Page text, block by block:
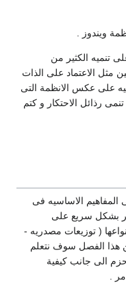
ويندوز .
تنميه الكثير من
مثل الاعتماد على الذات
على عكس الانظمة التى
رذائل الاحتكار و كتم
الاساسيه فى
بشكل سريع على
( توزيعات مصدريه -
هذا الفصل سوف نتعلم
الى جانب كيفية
.